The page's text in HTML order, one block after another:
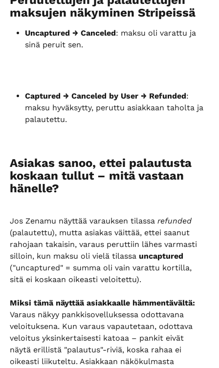
maksujen näkyminen Stripeissä
Uncaptured → Canceled: maksu oli varattu ja
sinä peruit sen.
Captured → Canceled by User → Refunded:
maksu hyväksytty, peruttu asiakkaan taholta ja
palautettu.
Asiakas sanoo, ettei palautusta
koskaan tullut – mitä vastaan
hänelle?
Jos Zenamu näyttää varauksen tilassa refunded
(palautettu), mutta asiakas väittää, ettei saanut
rahojaan takaisin, varaus peruttiin lähes varmasti
silloin, kun maksu oli vielä tilassa uncaptured
("uncaptured" = summa oli vain varattu kortilla,
sitä ei koskaan oikeasti veloitettu).
Miksi tämä näyttää asiakkaalle hämmentävältä:
Varaus näkyy pankkisovelluksessa odottavana
veloituksena. Kun varaus vapautetaan, odottava
veloitus yksinkertaisesti katoaa – pankit eivät
näytä erillistä "palautus"-riviä, koska rahaa ei
oikeasti liikuteltu. Asiakkaan näkökulmasta